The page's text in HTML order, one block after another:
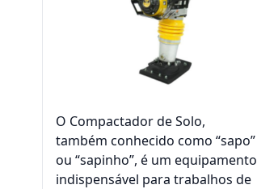
O Compactador de Solo,
também conhecido como “sapo”
ou “sapinho”, é um equipamento
indispensável para trabalhos de